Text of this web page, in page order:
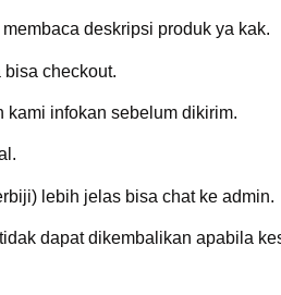
deskripsi produk ya kak.
checkout.
kami infokan sebelum dikirim.
lebih jelas bisa chat ke admin.
dapat dikembalikan apabila